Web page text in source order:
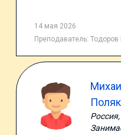
14 мая 2026
Преподаватель: Тодоров